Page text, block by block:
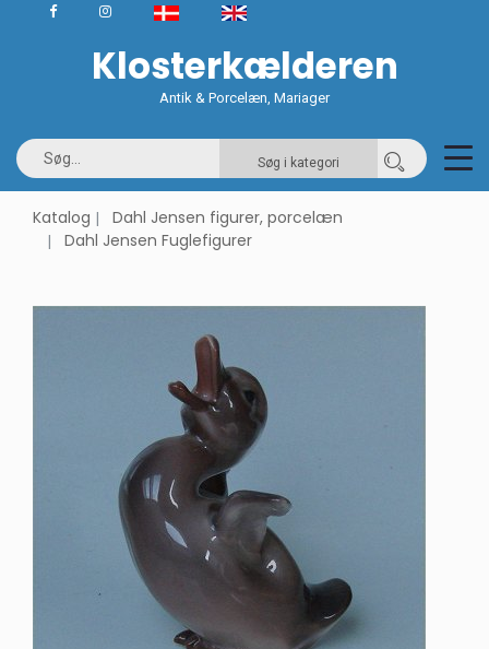
Klosterkælderen
Antik & Porcelæn, Mariager
Søg i kategori
Katalog
Dahl Jensen figurer, porcelæn
Dahl Jensen Fuglefigurer